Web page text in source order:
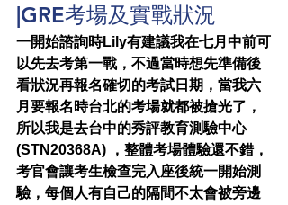
|GRE考場及實戰狀況
一開始諮詢時Lily有建議我在七月中前可
以先去考第一戰，不過當時想先準備後
看狀況再報名確切的考試日期，當我六
月要報名時台北的考場就都被搶光了，
所以我是去台中的秀評教育測驗中心
(STN20368A) ，整體考場體驗還不錯，
考官會讓考生檢查完入座後統一開始測
驗，每個人有自己的隔間不太會被旁邊